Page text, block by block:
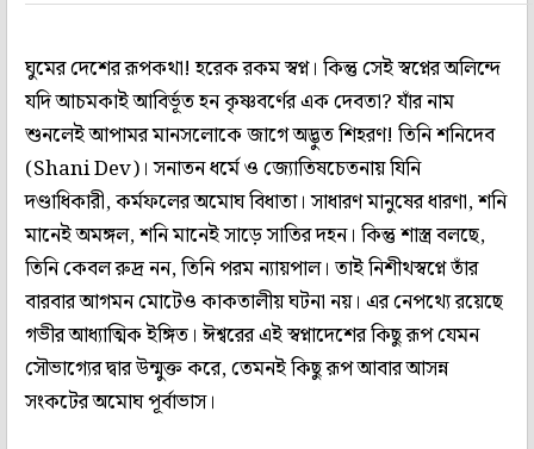
ঘুমের দেশের রূপকথা! হরেক রকম স্বপ্ন। কিন্তু সেই স্বপ্নের অলিন্দে
যদি আচমকাই আবির্ভূত হন কৃষ্ণবর্ণের এক দেবতা? যাঁর নাম
শুনলেই আপামর মানসলোকে জাগে অদ্ভুত শিহরণ! তিনি শনিদেব
(Shani Dev)। সনাতন ধর্মে ও জ্যোতিষচেতনায় যিনি
দণ্ডাধিকারী, কর্মফলের অমোঘ বিধাতা। সাধারণ মানুষের ধারণা, শনি
মানেই অমঙ্গল, শনি মানেই সাড়ে সাতির দহন। কিন্তু শাস্ত্র বলছে,
তিনি কেবল রুদ্র নন, তিনি পরম ন্যায়পাল। তাই নিশীথস্বপ্নে তাঁর
বারবার আগমন মোটেও কাকতালীয় ঘটনা নয়। এর নেপথ্যে রয়েছে
গভীর আধ্যাত্মিক ইঙ্গিত। ঈশ্বরের এই স্বপ্নাদেশের কিছু রূপ যেমন
সৌভাগ্যের দ্বার উন্মুক্ত করে, তেমনই কিছু রূপ আবার আসন্ন
সংকটের অমোঘ পূর্বাভাস।